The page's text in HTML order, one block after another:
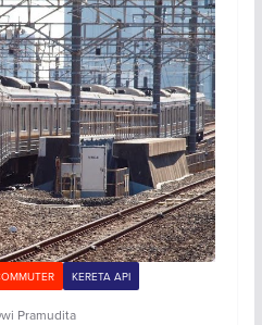
KERETA API
Pramudita